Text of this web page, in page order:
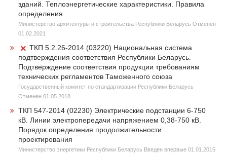
зданий. Теплоэнергетические характеристики. Правила
определения
Министерство архитектуры и строительства Республики Беларусь Отменен
01.02.2021
ТКП 5.2.26-2014 (03220) Национальная система
подтверждения соответствия Республики Беларусь.
Подтверждение соответствия продукции требованиям
технических регламентов Таможенного союза
Государственный комитет по стандартизации Республики Беларусь
Отменен 01.05.2018
ТКП 547-2014 (02230) Электрические подстанции 6-750
кВ. Линии электропередачи напряжением 0,38-750 кВ.
Порядок определения продолжительности
проектирования
Министерство энергетики Республики Беларусь Введен впервые 01.01.2015